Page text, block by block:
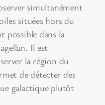
simultanément
situées hors du
possible dans la
Il est
la région du
de détecter des
galactique plutôt